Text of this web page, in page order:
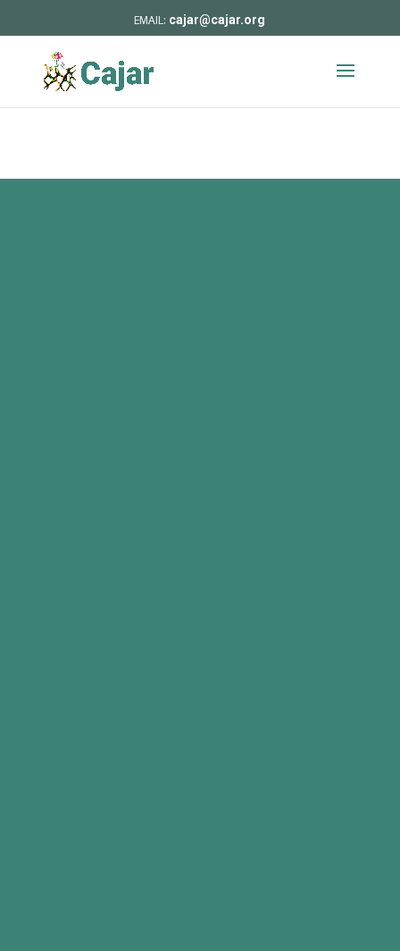
cajar@cajar.org